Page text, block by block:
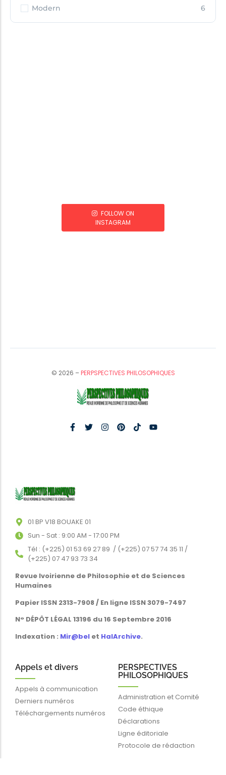
Modern
6
FOLLOW ON
INSTAGRAM
© 2026 –PERPSPECTIVES PHILOSOPHIQUES
01 BP V18 BOUAKE 01
Sun - Sat : 9:00 AM - 17:00 PM
Tél : (+225) 01 53 69 27 89 / (+225) 07 57 74 35 11 /
(+225) 07 47 93 73 34
Revue Ivoirienne de Philosophie et de Sciences
Humaines
Papier ISSN 2313-7908 / En ligne ISSN 3079-7497
N° DÉPÔT LÉGAL 13196 du 16 Septembre 2016
Indexation : Mir@bel et HalArchive.
Appels et divers
Appels à communication
Derniers numéros
Téléchargements numéros
PERSPECTIVES
PHILOSOPHIQUES
Administration et Comité
Code éthique
Déclarations
Ligne éditoriale
Protocole de rédaction